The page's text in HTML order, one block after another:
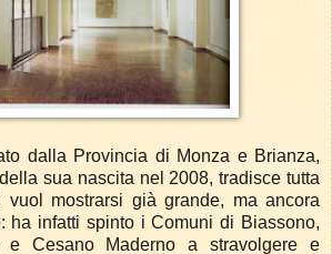
dalla Provincia di Monza e Brianza,
sua nascita nel 2008, tradisce tutta
vuol mostrarsi già grande, ma ancora
ha infatti spinto i Comuni di Biassono,
e Cesano Maderno a stravolgere e